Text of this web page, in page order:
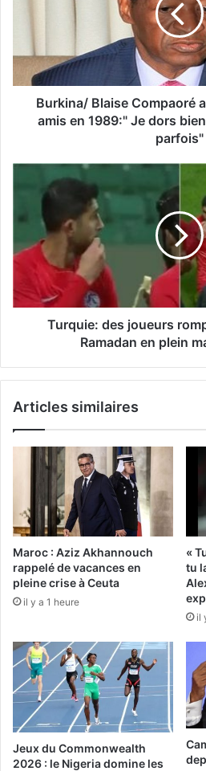
Burkina/ Blaise Compaoré
amis en 1989:" Je dors
parfois"
Turquie: des joueurs
Ramadan en plein
Articles similaires
Maroc : Aziz Akhannouch
rappelé de vacances en
pleine crise à Ceuta
il y a 1 heure
«
tu
il
Jeux du Commonwealth
2026 : le Nigeria domine les